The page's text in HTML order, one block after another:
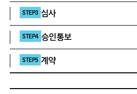
STEP3 심사
STEP4 승인통보
STEP5 계약